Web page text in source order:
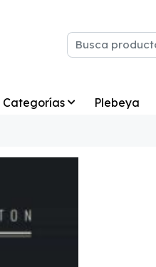
Categorías Plebeya